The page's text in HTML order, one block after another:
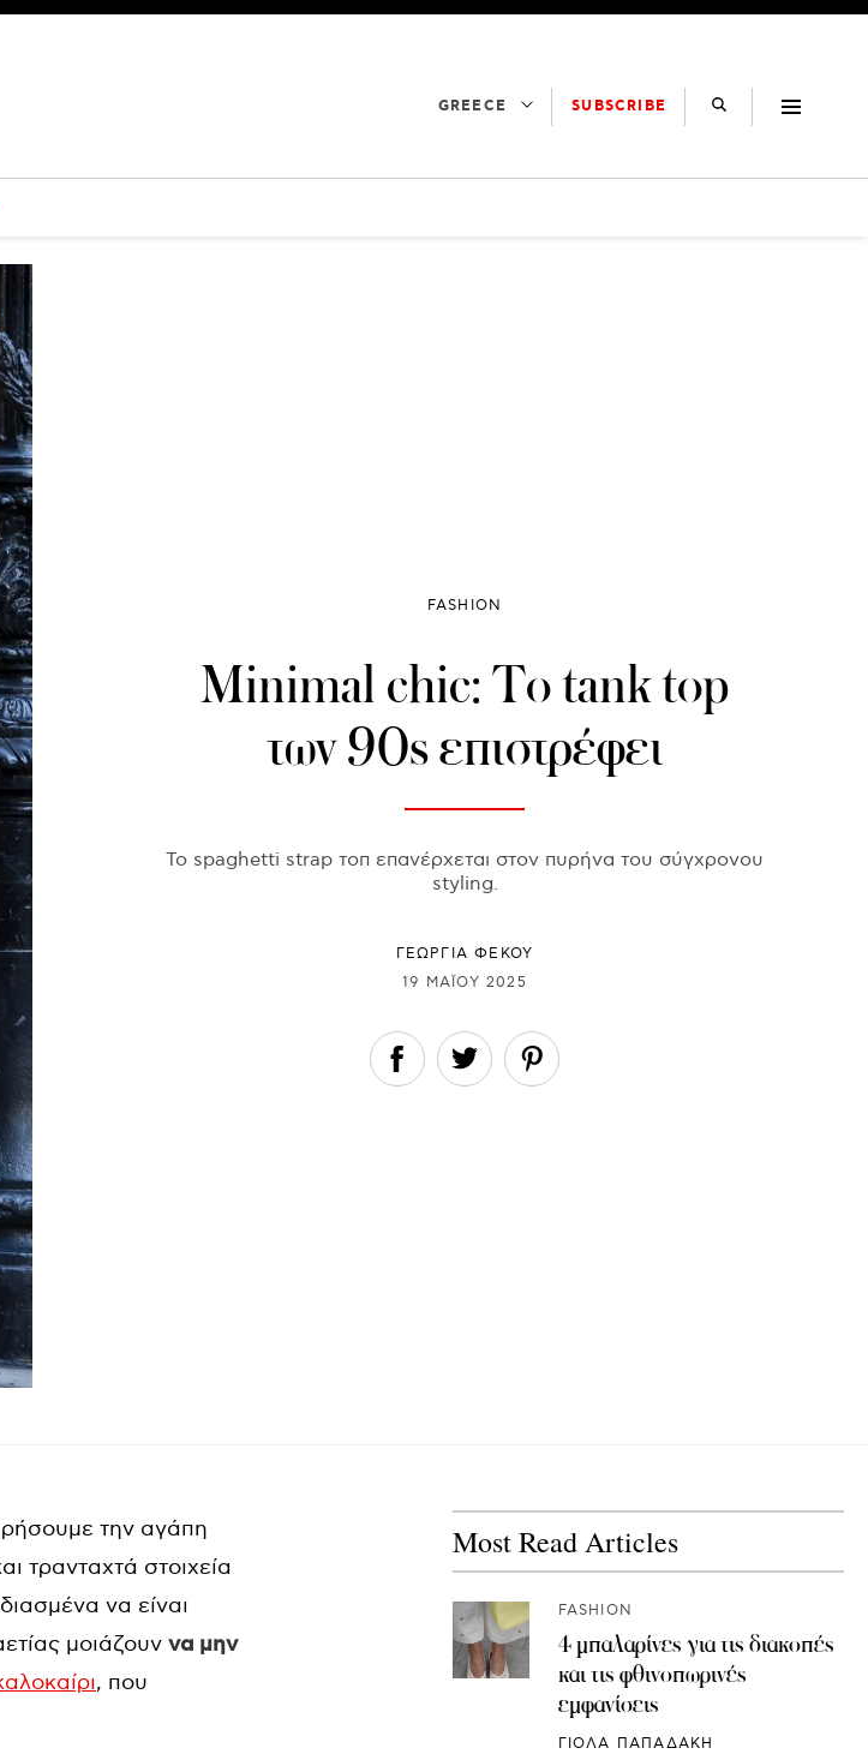
GREECE SUBSCRIBE
FASHION
Μinimal chic: Το tank top
των 90s επιστρέφει
Το spaghetti strap τοπ επανέρχεται στον πυρήνα του σύγχρονου
styling.
ΓΕΩΡΓΙΑ ΦΕΚΟΥ
19 ΜΑΪ́ΟΥ 2025
την αγάπη
τρανταχτά στοιχεία
να είναι
μοιάζουν να μην
, που
Most Read Articles
FASHION
4 μπαλαρίνες για τις διακοπές
και τις φθινοπωρινές
εμφανίσεις
ΓΙΟΛΑ ΠΑΠΑΔΑΚΗ